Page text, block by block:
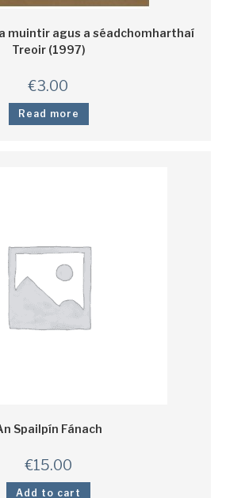
muintir agus a séadchomharthaí
Treoir (1997)
€3.00
Read more
Spailpín Fánach
€15.00
Add to cart